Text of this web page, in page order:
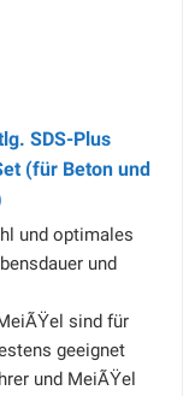
SDS-Plus
(für Beton und
und optimales
und
sind für
geeignet
und MeiÃŸel